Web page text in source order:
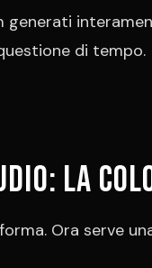
generati
di tempo.
la
Ora serve